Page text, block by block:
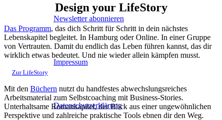
Newsletter abonnieren
Impressum
Datenschutzerklärung
Design your LifeStory
Das Programm, das dich Schritt für Schritt in dein nächstes
Lebenskapitel begleitet. In Hamburg oder Online. In einer Gruppe
von Vertrauten. Damit du endlich das Leben führen kannst, das dir
wirklich etwas bedeutet. Und nie wieder allein kämpfen musst.
Zur LifeStory
Mit den Büchern nutzt du handfestes abwechslungsreiches
Arbeitsmaterial zum Selbstcoaching mit Business-Stories.
Unterhaltsame Romankapitel, der Blick aus einer ungewöhnlichen
Perspektive und zahlreiche praktische Tools ebnen dir den Weg.